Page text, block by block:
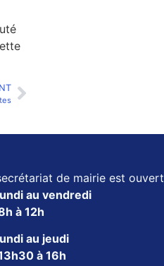
de mairie est ouvert
au vendredi
à 12h
au jeudi
à 16h